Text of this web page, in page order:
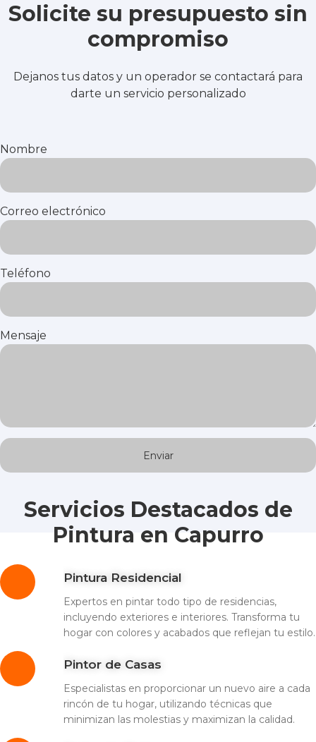
Solicite su presupuesto sin
compromiso
Dejanos tus datos y un operador se contactará para
darte un servicio personalizado
Nombre
Correo electrónico
Teléfono
Mensaje
Servicios Destacados de
Pintura en Capurro
Pintura Residencial
Expertos en pintar todo tipo de residencias,
incluyendo exteriores e interiores. Transforma tu
hogar con colores y acabados que reflejan tu estilo.
Pintor de Casas
Especialistas en proporcionar un nuevo aire a cada
rincón de tu hogar, utilizando técnicas que
minimizan las molestias y maximizan la calidad.